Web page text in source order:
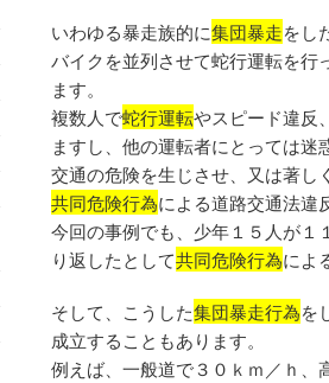
いわゆる暴走族的に集団暴走をし
バイクを並列させて蛇行運転を行
ます。
複数人で蛇行運転やスピード違反、
ますし、他の運転者にとっては
交通の危険を生じさせ、又は著し
共同危険行為による道路交通法違
今回の事例でも、少年１５人が１
り返したとして共同危険行為によ
そして、こうした集団暴走行為を
成立することもあります。
例えば、一般道で３０ｋｍ／ｈ、